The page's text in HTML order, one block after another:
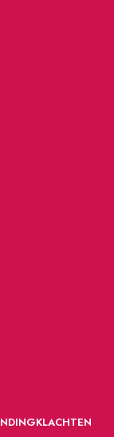
KLACHTEN